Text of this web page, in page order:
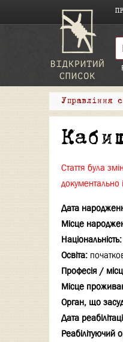
Управління
Стаття була
документально
Дата
Місце
Національність:
Освіта:
Професія /
Місце
Орган, що
Дата
Реабілітуючий